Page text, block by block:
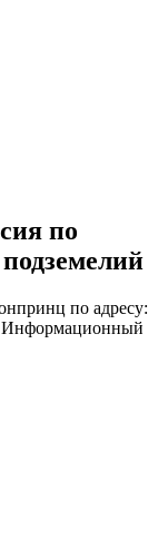
по
по адресу:
Информационный